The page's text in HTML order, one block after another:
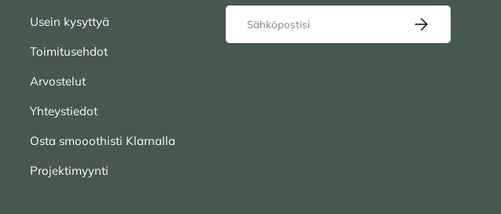
Usein kysyttyä
Toimitusehdot
Arvostelut
Yhteystiedot
Osta smooothisti Klarnalla
Projektimyynti
Sähköposti
TILAA